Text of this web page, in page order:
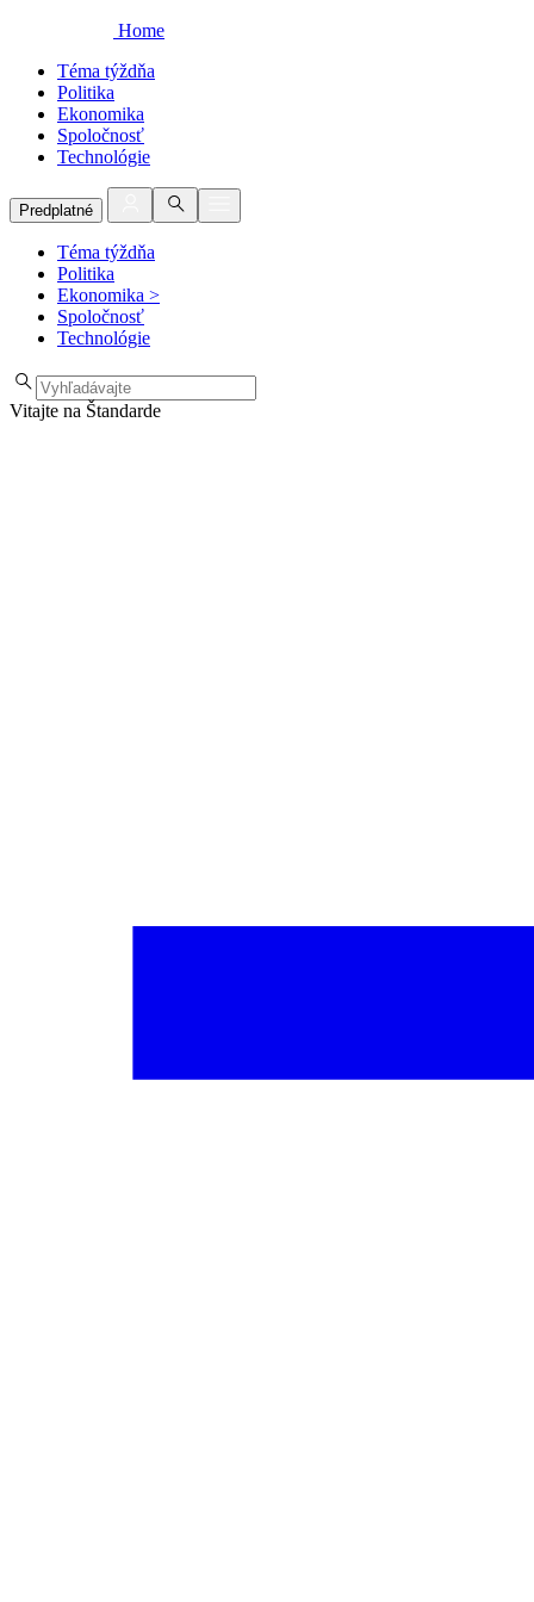
Home
Téma týždňa
Politika
Ekonomika
Spoločnosť
Technológie
Predplatné
Téma týždňa
Politika
Ekonomika >
Spoločnosť
Technológie
Vitajte na Štandarde